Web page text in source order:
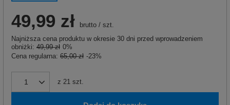
49,99 zł brutto / szt.
Najniższa cena produktu w okresie 30 dni przed wprowadzeniem
obniżki: 49,99 zł 0%
Cena regularna: 65,00 zł -23%
z 21 szt.